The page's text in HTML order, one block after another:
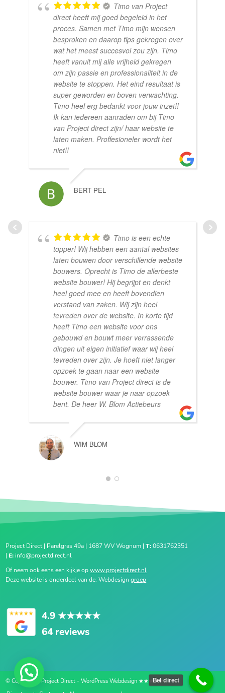
Timo van Project
direct heeft mij goed begeleid in het
proces. Samen met Timo mijn wensen
besproken en daarop tips gekregen over
wat het meest succesvol zou zijn. Timo
heeft vanuit mij alle vrijheid gekregen
om zijn passie en professionaliteit in de
website te stoppen. Het eind resultaat is
super geworden en boven verwachting.
Timo heel erg bedankt voor jouw inzet!!
Ik kan iedereen aanraden om bij Timo
van Project direct zijn/ haar website te
laten maken. Proffesioneler wordt het
niet!!
BERT PEL
Timo is een echte
topper! Wij hebben een aantal websites
laten bouwen door verschillende website
bouwers. Oprecht is Timo de allerbeste
website bouwer! Hij begrijpt en denkt
heel goed mee en heeft bovendien
verstand van zaken. Wij zijn heel
tevreden over de website. In korte tijd
heeft Timo een website voor ons
gebouwd en bouwt meer verrassende
dingen uit eigen initiatief waar wij heel
tevreden over zijn. Je hoeft niet langer
opzoek te gaan naar een website
bouwer. Timo van Project direct is de
website bouwer waar je naar opzoek
bent. De heer W. Blom Actiebeurs
WIM BLOM
1 2
Project Direct | Parelgras 49a | 1687 WV Wognum |T:0631762351
| E: info@projectdirect.nl
Of neem ook eens een kijkje opwww.projectdirect.nl
Deze website is onderdeel van de: Webdesigngroep
4.9 ★★★★★
64 reviews
© Copyright - Project Direct - WordPress Webdesign ★★★★★Bel direct